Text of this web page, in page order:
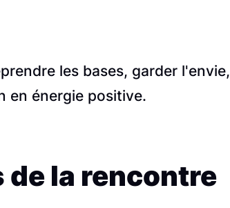
les bases, garder l'envie,
en énergie positive.
de la rencontre